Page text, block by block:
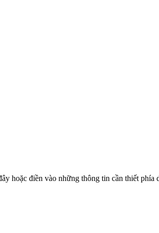
điền vào những thông tin cần thiết